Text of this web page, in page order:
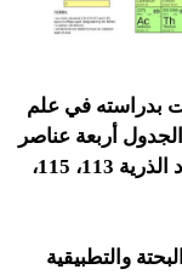
بدراسته في علم
أربعة عناصر
جديدة في السطر السابع للجدول بالأعداد الذرية 113، 115،
والتطبيقية